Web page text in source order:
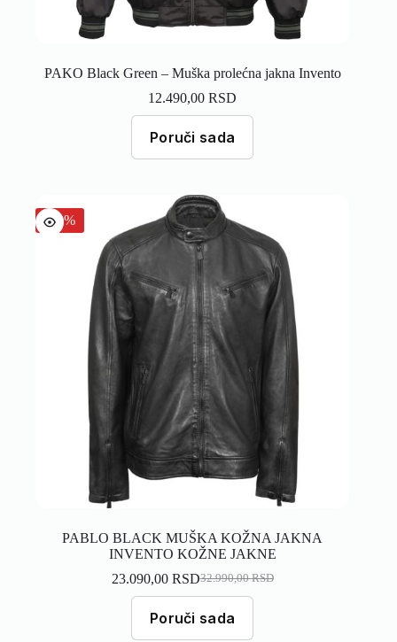
PAKO Black Green – Muška prolećna jakna Invento
12.490,00RSD
Poruči sada
-30%
PABLO BLACK MUŠKA KOŽNA JAKNA
INVENTO KOŽNE JAKNE
32.990,00RSD
23.090,00 RSD
Poruči sada